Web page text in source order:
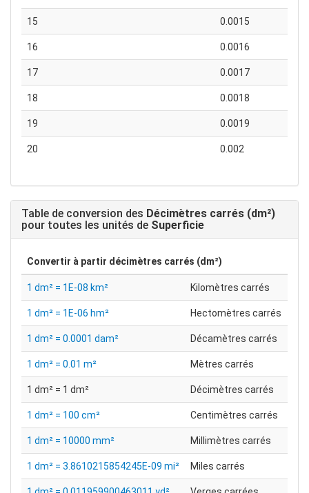
15 0.0015
16 0.0016
17 0.0017
18 0.0018
19 0.0019
20 0.002
Table de conversion des Décimètres carrés (dm²)
pour toutes les unités de Superficie
Convertir à partir décimètres carrés (dm²)
1 dm² = 1E-08 km² Kilomètres carrés
1 dm² = 1E-06 hm² Hectomètres carrés
1 dm² = 0.0001 dam² Décamètres carrés
1 dm² = 0.01 m² Mètres carrés
1 dm² = 1 dm² Décimètres carrés
1 dm² = 100 cm² Centimètres carrés
1 dm² = 10000 mm² Millimètres carrés
1 dm² = 3.8610215854245E-09 mi² Miles carrés